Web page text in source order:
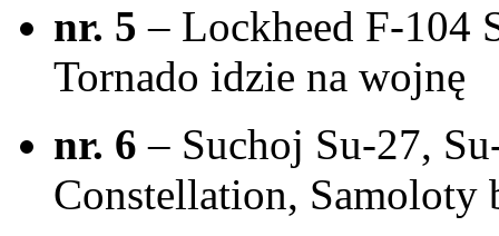
nr. 5– Lockheed F-104
Tornado idzie na wojnę
nr. 6 – Suchoj Su-27,
Constellation, Samoloty